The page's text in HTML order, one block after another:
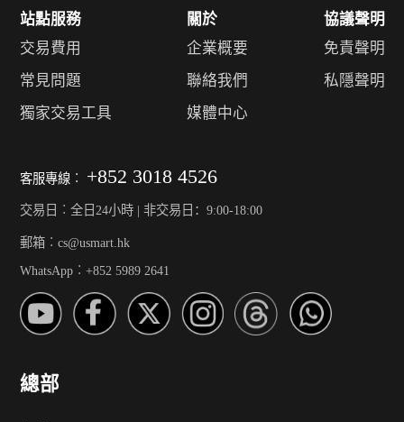
站點服務
交易費用
常見問題
獨家交易工具
關於
企業概要
聯絡我們
媒體中心
協議聲明
免責聲明
私隱聲明
客服專線︰ +852 3018 4526
交易日︰全日24小時 | 非交易日：9:00-18:00
郵箱︰cs@usmart.hk
WhatsApp︰+852 5989 2641
總部